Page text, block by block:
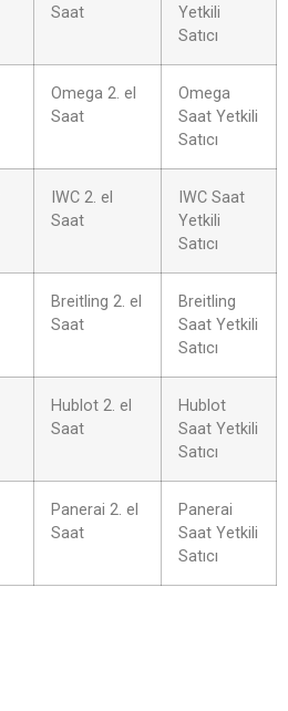
Saat
Yetkili
Satıcı
Omega 2. el
Saat
Omega
Saat Yetkili
Satıcı
IWC 2. el
Saat
IWC Saat
Yetkili
Satıcı
Breitling 2. el
Saat
Breitling
Saat Yetkili
Satıcı
Hublot 2. el
Saat
Hublot
Saat Yetkili
Satıcı
Panerai 2. el
Saat
Panerai
Saat Yetkili
Satıcı